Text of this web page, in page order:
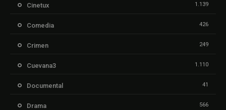
Cinetux 1.139
Comedia 426
Crimen 249
Cuevana3 1.110
Documental 41
Drama 566